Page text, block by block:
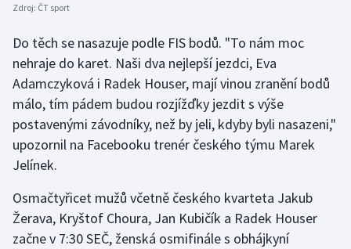
Krasobruslení
Lezení
Lyže a snowboard
Moderní pětiboj
Motorsport
Olympijské hry
Parasport
Zdroj: ČT sport
Do těch se nasazuje podle FIS bodů. "To nám moc
nehraje do karet. Naši dva nejlepší jezdci, Eva
Adamczyková i Radek Houser, mají vinou zranění bodů
málo, tím pádem budou rozjížďky jezdit s výše
postavenými závodníky, než by jeli, kdyby byli nasazeni,"
upozornil na Facebooku trenér českého týmu Marek
Jelínek.
Osmačtyřicet mužů včetně českého kvarteta Jakub
Žerava, Kryštof Choura, Jan Kubičík a Radek Houser
začne v 7:30 SEČ, ženská osmifinále s obhájkyní